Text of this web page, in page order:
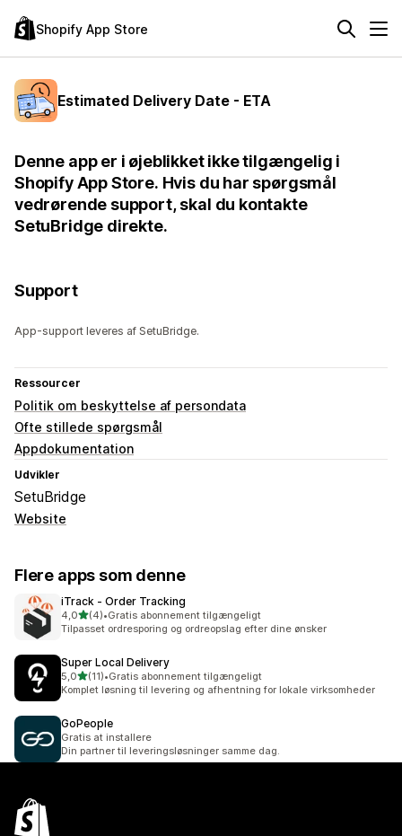
Shopify App Store
Estimated Delivery Date - ETA
Denne app er i øjeblikket ikke tilgængelig i
Shopify App Store. Hvis du har spørgsmål
vedrørende support, skal du kontakte
SetuBridge direkte.
Support
App-support leveres af SetuBridge.
Ressourcer
Politik om beskyttelse af persondata
Ofte stillede spørgsmål
Appdokumentation
Udvikler
SetuBridge
Website
Flere apps som denne
iTrack ‑ Order Tracking
4,0ud af 5 stjerner
(4)
4 anmeldelser i alt
•Gratis abonnement tilgængeligt
Tilpasset ordresporing og ordreopslag efter dine ønsker
Super Local Delivery
5,0ud af 5 stjerner
(11)
11 anmeldelser i alt
•Gratis abonnement tilgængeligt
Komplet løsning til levering og afhentning for lokale virksomheder
GoPeople
Gratis at installere
Din partner til leveringsløsninger samme dag.